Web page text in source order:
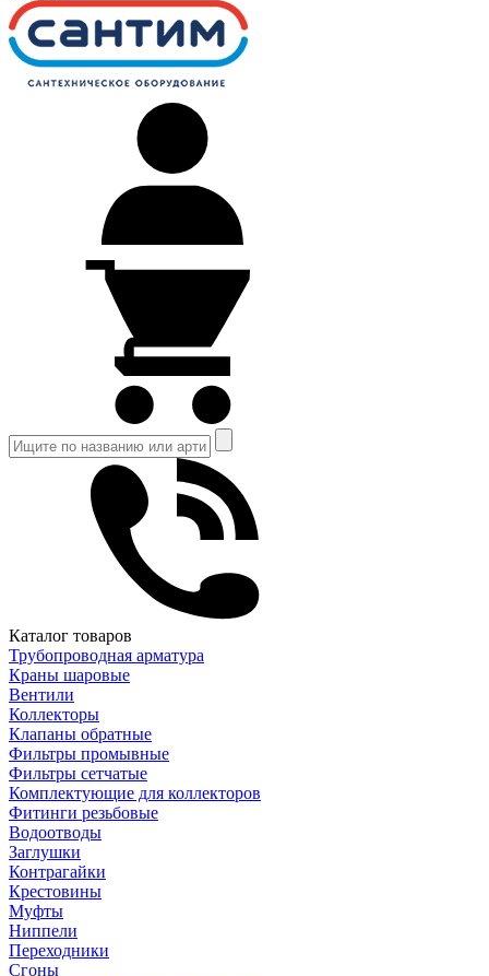
Каталог товаров
Трубопроводная арматура
Краны шаровые
Вентили
Коллекторы
Клапаны обратные
Фильтры промывные
Фильтры сетчатые
Комплектующие для коллекторов
Фитинги резьбовые
Водоотводы
Заглушки
Контрагайки
Крестовины
Муфты
Ниппели
Переходники
Сгоны